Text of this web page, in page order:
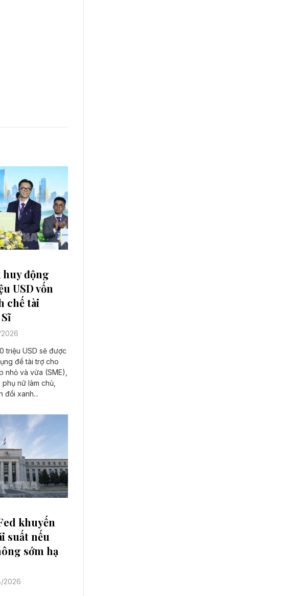
huy động
USD vốn
chế tài
triệu USD sẽ được
để tài trợ cho
nhỏ và vừa (SME),
nữ làm chủ,
đổi xanh...
khuyến
suất nếu
sớm hạ
2026